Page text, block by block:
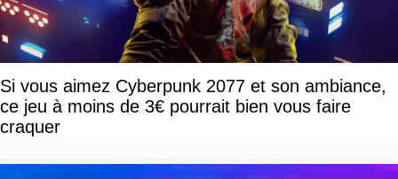
Si vous aimez Cyberpunk 2077 et son ambiance,
ce jeu à moins de 3€ pourrait bien vous faire
craquer